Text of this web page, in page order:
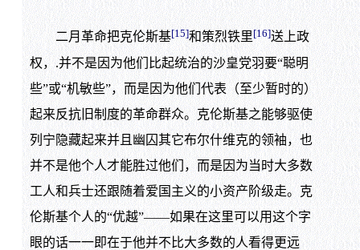
二月革命把克伦斯基[15]和策烈铁里[16]送上政
权，.并不是因为他们比起统治的沙皇党羽要“聪明
些”或“机敏些”，而是因为他们代表（至少暂时的）
起来反抗旧制度的革命群众。克伦斯基之能够驱使
列宁隐藏起来并且幽囚其它布尔什维克的领袖，也
并不是他个人才能胜过他们，而是因为当时大多数
工人和兵士还跟随着爱国主义的小资产阶级走。克
伦斯基个人的“优越”——如果在这里可以用这个字
眼的话一一即在于他并不比大多数的人看得更远